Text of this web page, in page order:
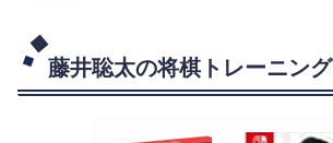
藤井聡太の将棋トレーニング